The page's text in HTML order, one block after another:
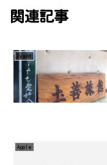
関連記事
Event
Apple